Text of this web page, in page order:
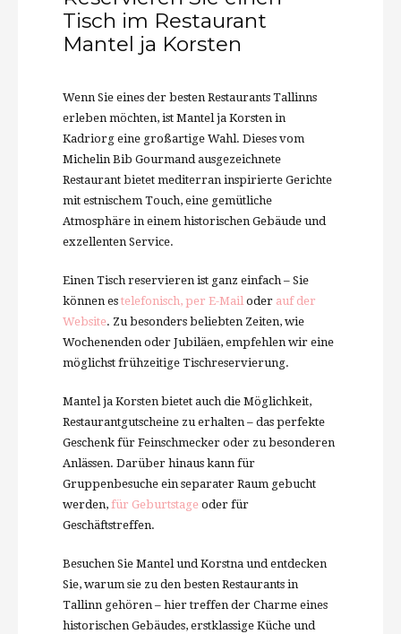
Tisch im Restaurant
Mantel ja Korsten
Wenn Sie eines der besten Restaurants Tallinns
erleben möchten, ist Mantel ja Korsten in
Kadriorg eine großartige Wahl. Dieses vom
Michelin Bib Gourmand ausgezeichnete
Restaurant bietet mediterran inspirierte Gerichte
mit estnischem Touch, eine gemütliche
Atmosphäre in einem historischen Gebäude und
exzellenten Service.
Einen Tisch reservieren ist ganz einfach – Sie
können es telefonisch, per E-Mail oder auf der
Website. Zu besonders beliebten Zeiten, wie
Wochenenden oder Jubiläen, empfehlen wir eine
möglichst frühzeitige Tischreservierung.
Mantel ja Korsten bietet auch die Möglichkeit,
Restaurantgutscheine zu erhalten – das perfekte
Geschenk für Feinschmecker oder zu besonderen
Anlässen. Darüber hinaus kann für
Gruppenbesuche ein separater Raum gebucht
werden, für Geburtstage oder für
Geschäftstreffen.
Besuchen Sie Mantel und Korstna und entdecken
Sie, warum sie zu den besten Restaurants in
Tallinn gehören – hier treffen der Charme eines
historischen Gebäudes, erstklassige Küche und